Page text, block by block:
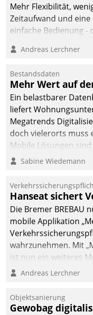
Mehr Flexibilität,
Zeitaufwand und eine
einfache Bedienung -
Cockpit für mobile
Datatrain. Die meravis
Wohnungsbau- und
Immobilien GmbH hat
sich dabei für den
der Lösung über die
Cloud Platform
entschieden - als
Unternehmen am
Andreas Lerchner
Bestandsdaten
Mehr Wert auf
Ein belastbarer
liefert
Megatrends
doch vielerorts muss
Mobile Lösungen
Sabine Wiedemann
Hanseat sichert
Die Bremer BREBAU
mobile Applikation
wahrzunehmen. Mit
ist nun ein weiteres
Einsatz.
Andreas Lerchner
Objektsanierung
Gewobag